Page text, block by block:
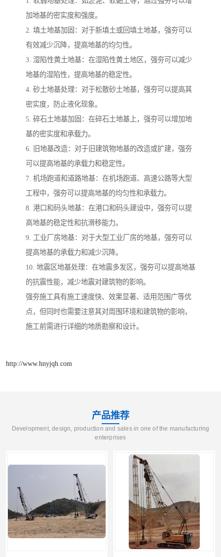
加地基的密实度和强度。
2. 填土地基加固：对于新填土或回填土地基，强夯可以
有效减少沉降，提高地基的均匀性。
3. 湿陷性黄土地基：在湿陷性黄土地区，强夯可以减少
地基的湿陷性，提高地基的稳定性。
4. 砂土地基处理：对于松散砂土地基，强夯可以提高其
密实度，防止液化现象。
5. 碎石土地基加固：在碎石土地基上，强夯可以增加地
基的密实度和承载力。
6. 旧地基改造：对于旧建筑物地基的改造或扩建，强夯
可以提高地基的承载力和稳定性。
7. 机场跑道和道路地基：在机场跑道、高速公路等大型
工程中，强夯可以提高地基的均匀性和承载力。
8. 港口和码头地基：在港口和码头建设中，强夯可以提
高地基的稳定性和抗滑移能力。
9. 工业厂房地基：对于大型工业厂房的地基，强夯可以
提高地基的承载力和减少沉降。
10. 地震区地基处理：在地震多发区，强夯可以提高地基
的抗震性能，减少地震对建筑物的影响。
强夯施工具有施工速度快、效果显著、适用范围广等优
点，但同时也需要注意其对周围环境和建筑物的影响，
施工前需进行详细的地质勘察和设计。
http://www.hnyjqh.com
产品推荐
Development, design, production and sales in one of the manufacturing
enterprises